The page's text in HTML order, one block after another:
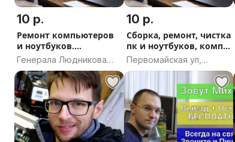
10 р.
Ремонт компьютеров
и ноутбуков.
Компьютерный мастер
Генерала Людникова
пр, 2, Витебск,
Витебская область
10 р.
Сборка, ремонт, чистка
пк и ноутбуков, комп
мастер
Первомайская ул,
Могилёв, Могилёвская